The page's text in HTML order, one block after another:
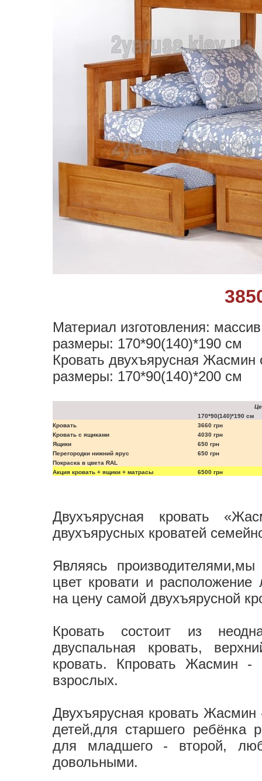
Материал изготовления:
размеры: 170*90(140)*190 см
Кровать двухъярусная Жасмин
размеры: 170*90(140)*200 см
170*90(140)*190 см
Кровать
3660 грн
Кровать с ящиками
4030 грн
Ящики
650 грн
Перегородки нижний ярус
650 грн
Покраска в цвета RAL
Акция кровать + ящики + матрасы
6500 грн
Двухъярусная кровать
двухъярусных кроватей
Являясь
цвет кровати и расположение
на цену самой двухъярусной
Кровать состоит из
двуспальная кровать,
кровать. Кпровать Жасмин
взрослых.
Двухъярусная кровать Жасмин
детей,для старшего ребёнка
для младшего - второй,
довольными.